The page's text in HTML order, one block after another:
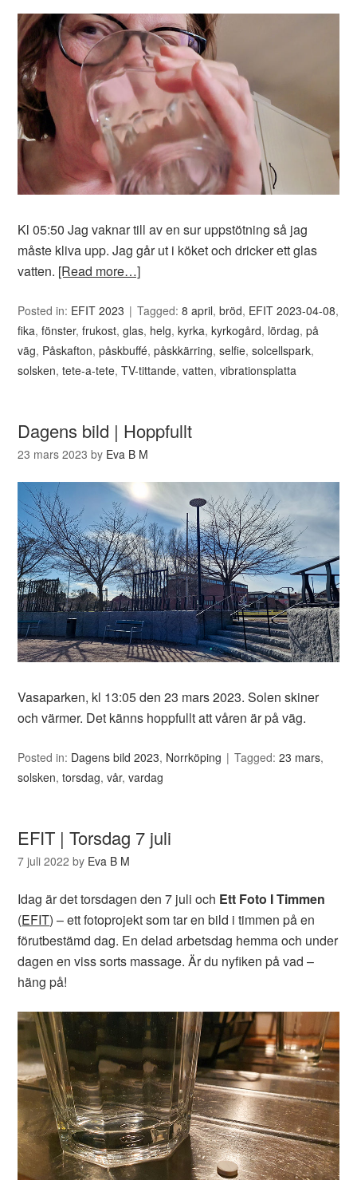
Kl 05:50 Jag vaknar till av en sur uppstötning så jag
måste kliva upp. Jag går ut i köket och dricker ett glas
vatten. [Read more…]
Posted in: EFIT 2023 Tagged:8 april,bröd, EFIT 2023-04-08,
fika,fönster,frukost,glas, helg,kyrka,kyrkogård, lördag,på
väg, Påskafton,påskbuffé,påskkärring,selfie,solcellspark,
solsken,tete-a-tete,TV-tittande,vatten,vibrationsplatta
Dagens bild | Hoppfullt
23 mars 2023 by Eva B M
Vasaparken, kl 13:05 den 23 mars 2023. Solen skiner
och värmer. Det känns hoppfullt att våren är på väg.
Posted in: Dagens bild 2023, Norrköping Tagged:23 mars,
solsken,torsdag,vår,vardag
EFIT | Torsdag 7 juli
7 juli 2022 by Eva B M
Idag är det torsdagen den 7 juli och Ett Foto I Timmen
(EFIT) – ett fotoprojekt som tar en bild i timmen på en
förutbestämd dag. En delad arbetsdag hemma och under
dagen en viss sorts massage. Är du nyfiken på vad –
häng på!